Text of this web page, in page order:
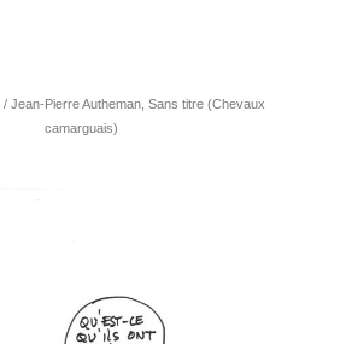
/ Jean-Pierre Autheman, Sans titre (Chevaux
camarguais)